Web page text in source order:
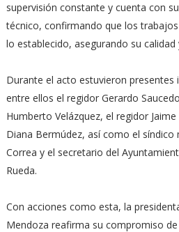
supervisión constante y cuenta con
técnico, confirmando que los
lo establecido, asegurando su calidad
Durante el acto estuvieron presentes
entre ellos el regidor Gerardo
Humberto Velázquez, el regidor
Diana Bermúdez, así como el síndico
Correa y el secretario del
Rueda.
Con acciones como esta, la
Mendoza reafirma su compromiso